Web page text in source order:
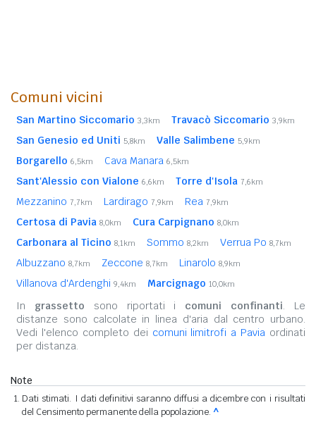
Comuni vicini
San Martino Siccomario 3,3km Travacò Siccomario 3,9km
San Genesio ed Uniti 5,8km Valle Salimbene 5,9km
Borgarello 6,5km Cava Manara 6,5km
Sant'Alessio con Vialone 6,6km Torre d'Isola 7,6km
Mezzanino 7,7km Lardirago 7,9km Rea 7,9km
Certosa di Pavia 8,0km Cura Carpignano 8,0km
Carbonara al Ticino 8,1km Sommo 8,2km Verrua Po 8,7km
Albuzzano 8,7km Zeccone 8,7km Linarolo 8,9km
Villanova d'Ardenghi 9,4km Marcignago 10,0km
In grassetto sono riportati i comuni confinanti. Le
distanze sono calcolate in linea d'aria dal centro urbano.
Vedi l'elenco completo dei comuni limitrofi a Pavia ordinati
per distanza.
Note
Dati stimati. I dati definitivi saranno diffusi a dicembre con i risultati
del Censimento permanente della popolazione. ^